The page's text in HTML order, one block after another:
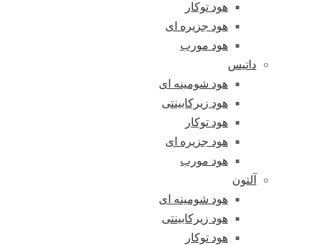
هود توکار
هود جزیره ای
هود مورب
داتیس
هود شومینه ای
هود زیرکابینتی
هود توکار
هود جزیره ای
هود مورب
آلتون
هود شومینه ای
هود زیرکابینتی
هود توکار